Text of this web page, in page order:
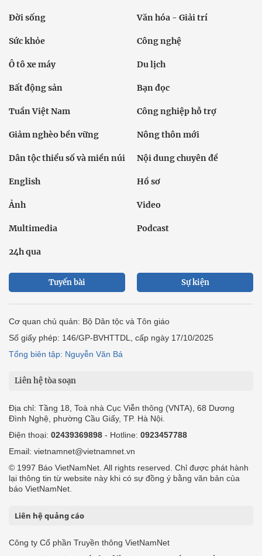
Đời sống Văn hóa - Giải trí
Sức khỏe Công nghệ
Ô tô xe máy Du lịch
Bất động sản Bạn đọc
Tuần Việt Nam Công nghiệp hỗ trợ
Giảm nghèo bền vững Nông thôn mới
Dân tộc thiểu số và miền núi Nội dung chuyên đề
English Hồ sơ
Ảnh Video
Multimedia Podcast
24h qua
Tuyến bài Sự kiện
Cơ quan chủ quản: Bộ Dân tộc và Tôn giáo
Số giấy phép: 146/GP-BVHTTDL, cấp ngày 17/10/2025
Tổng biên tập: Nguyễn Văn Bá
Liên hệ tòa soạn
Địa chỉ: Tầng 18, Toà nhà Cục Viễn thông (VNTA), 68 Dương
Đình Nghệ, phường Cầu Giấy, TP. Hà Nội.
Điện thoại: 02439369898 - Hotline: 0923457788
Email: vietnamnet@vietnamnet.vn
© 1997 Báo VietNamNet. All rights reserved. Chỉ được phát hành
lại thông tin từ website này khi có sự đồng ý bằng văn bản của
báo VietNamNet.
Liên hệ quảng cáo
Công ty Cổ phần Truyền thông VietNamNet